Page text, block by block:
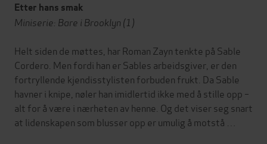
Etter hans smak
Miniserie: Bare i Brooklyn (1)
Helt siden de møttes, har Roman Zayn tenkte på Sable
Cordero. Men fordi han er Sables arbeidsgiver, er den
fortryllende kjendisstylisten forbuden frukt. Da Sable
havner i knipe, nøler han imidlertid ikke med å stille opp –
alt for å være i nærheten av henne. Og det viser seg snart
at lidenskapen som blusser opp er umulig å motstå …